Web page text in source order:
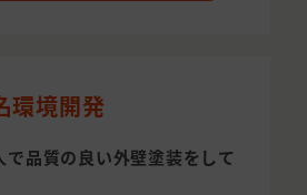
環境開発
で品質の良い外壁塗装をして